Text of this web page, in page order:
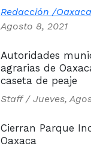
Redacción /Oaxaca
Agosto 8, 2021
Autoridades
agrarias de
caseta de peaje
Staff / Jueves,
Cierran Parque
Oaxaca